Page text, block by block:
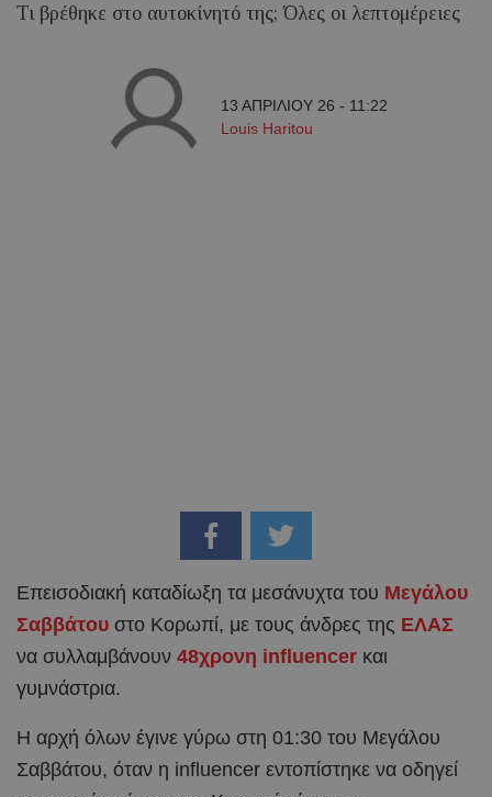
Τι βρέθηκε στο αυτοκίνητό της; Όλες οι λεπτομέρειες
13 ΑΠΡΙΛΙΟΥ 26 - 11:22
Louis Haritou
Επεισοδιακή καταδίωξη τα μεσάνυχτα του Μεγάλου
Σαββάτου στο Κορωπί, με τους άνδρες της ΕΛΑΣ
να συλλαμβάνουν 48χρονη influencer και
γυμνάστρια.
Η αρχή όλων έγινε γύρω στη 01:30 του Μεγάλου
Σαββάτου, όταν η influencer εντοπίστηκε να οδηγεί